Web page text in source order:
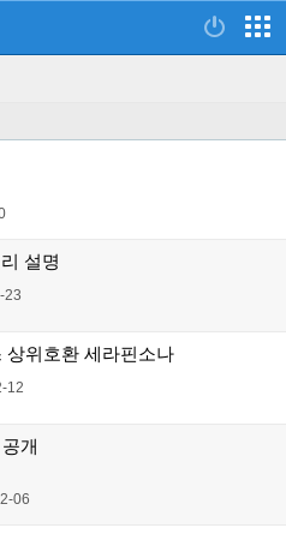
설명
23
상위호환 세라핀소나
12
개
06